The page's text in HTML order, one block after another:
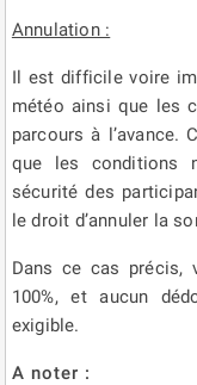
Annulation :
Il est difficile voire
météo ainsi que les
parcours à l’avance.
que les conditions
sécurité des
le droit d’annuler la
Dans ce cas précis,
100%, et aucun
exigible.
A noter :